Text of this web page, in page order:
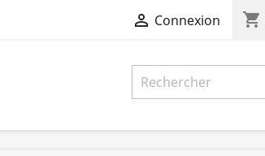
 Connexion shopping_cart